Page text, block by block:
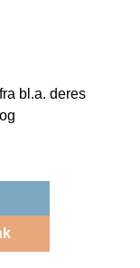
bl.a. deres